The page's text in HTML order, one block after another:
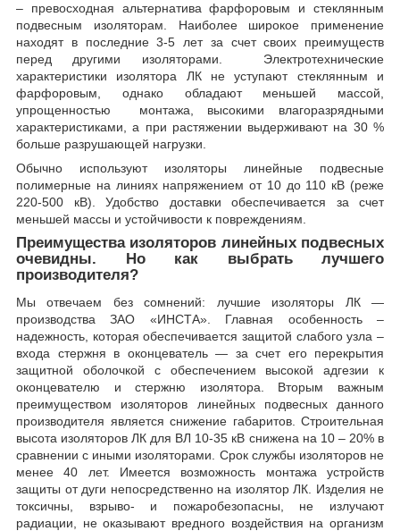
– превосходная альтернатива фарфоровым и стеклянным
подвесным изоляторам. Наиболее широкое применение
находят в последние 3-5 лет за счет своих преимуществ
перед другими изоляторами. Электротехнические
характеристики изолятора ЛК не уступают стеклянным и
фарфоровым, однако обладают меньшей массой,
упрощенностью монтажа, высокими влагоразрядными
характеристиками, а при растяжении выдерживают на 30 %
больше разрушающей нагрузки.
Обычно используют изоляторы линейные подвесные
полимерные на линиях напряжением от 10 до 110 кВ (реже
220-500 кВ). Удобство доставки обеспечивается за счет
меньшей массы и устойчивости к повреждениям.
Преимущества изоляторов линейных подвесных
очевидны. Но как выбрать лучшего
производителя?
Мы отвечаем без сомнений: лучшие изоляторы ЛК ―
производства ЗАО «ИНСТА». Главная особенность –
надежность, которая обеспечивается защитой слабого узла –
входа стержня в оконцеватель ― за счет его перекрытия
защитной оболочкой с обеспечением высокой адгезии к
оконцевателю и стержню изолятора. Вторым важным
преимуществом изоляторов линейных подвесных данного
производителя является снижение габаритов. Строительная
высота изоляторов ЛК для ВЛ 10-35 кВ снижена на 10 – 20% в
сравнении с иными изоляторами. Срок службы изоляторов не
менее 40 лет. Имеется возможность монтажа устройств
защиты от дуги непосредственно на изолятор ЛК. Изделия не
токсичны, взрыво- и пожаробезопасны, не излучают
радиации, не оказывают вредного воздействия на организм